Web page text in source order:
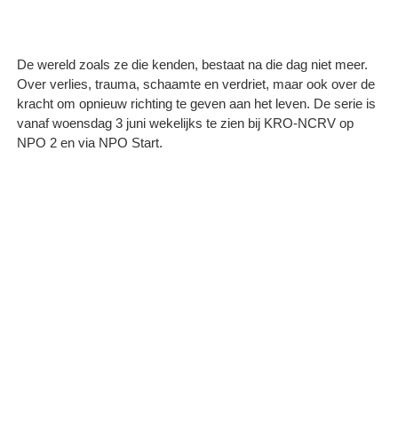
De wereld zoals ze die kenden, bestaat na die dag niet meer.
Over verlies, trauma, schaamte en verdriet, maar ook over de
kracht om opnieuw richting te geven aan het leven. De serie is
vanaf woensdag 3 juni wekelijks te zien bij KRO-NCRV op
NPO 2 en via NPO Start.